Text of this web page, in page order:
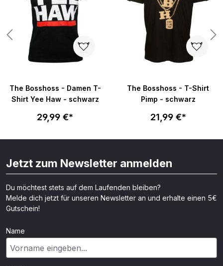
The Bosshoss - Damen T-
Shirt Yee Haw - schwarz
29,99 €*
The Bosshoss - T-Shirt
Pimp - schwarz
21,99 €*
Jetzt zum Newsletter anmelden
Du möchtest stets auf dem Laufenden bleiben?
Melde dich jetzt für unseren Newsletter an und erhalte einen 5€
Gutschein!
Name